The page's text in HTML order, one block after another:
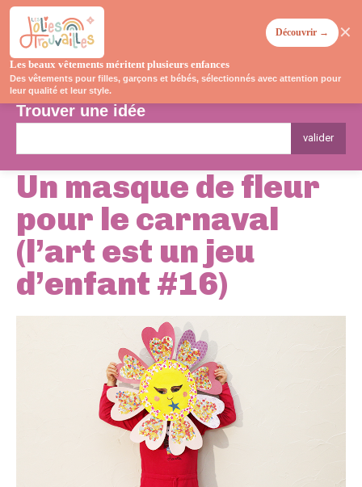
Trouver une idée
valider
Un masque de fleur
pour le carnaval
(l’art est un jeu
d’enfant #16)
Les beaux vêtements méritent plusieurs enfances
Des vêtements pour filles, garçons et bébés, sélectionnés avec attention pour
leur qualité et leur style.
Découvrir → ✕